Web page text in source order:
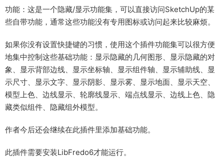
功能：这是一个隐藏/显示功能集，可以直接访问SketchUp的某
些自带功能，通常这些功能没有专用图标或访问起来比较麻烦。
如果你没有设置快捷键的习惯，使用这个插件功能集可以很方便
地集中控制这些基础功能：显示隐藏的几何图形、显示隐藏的对
象、显示背部边线、显示坐标轴、显示组件轴、显示辅助线、显
示尺寸、显示文字、显示阴影、显示雾、显示地面、显示天空、
模型上色、边线显示、轮廓线显示、端点线显示、边线上色、隐
藏类似组件、隐藏组外模型。
作者今后还会继续在此插件里添加基础功能。
此插件需要安装LibFredo6才能运行。